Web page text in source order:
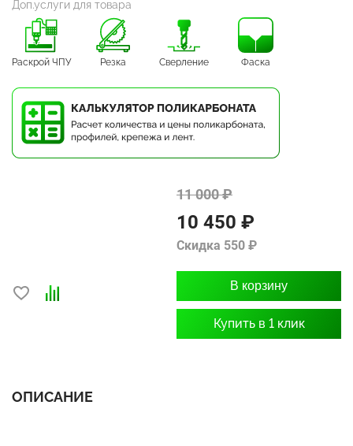
Доп.услуги для товара
Раскрой ЧПУ Резка Сверление Фаска
11 000 ₽
10 450 ₽
Скидка 550 ₽
В корзину
Купить в 1 клик
ОПИСАНИЕ